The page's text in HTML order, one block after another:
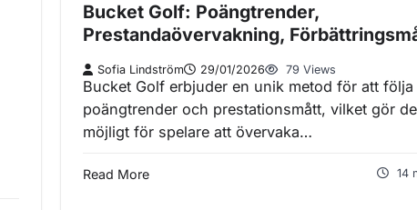
Bucket Golf: Poängtrender,
Prestandaövervakning,
Sofia Lindström 29/01/2026 79 Views
Bucket Golf erbjuder en unik metod för att följa
poängtrender och prestationsmått, vilket gör
möjligt för spelare att övervaka…
Read More 14